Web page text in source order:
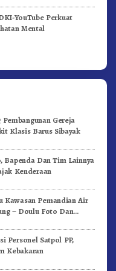
YouTube Perkuat
Mental
Gereja
Klasis Barus Sibayak
Bapenda Dan Tim Lainnya
Kenderaan
Kawasan Pemandian Air
– Doulu Foto Dan
Personel Satpol PP,
Kebakaran